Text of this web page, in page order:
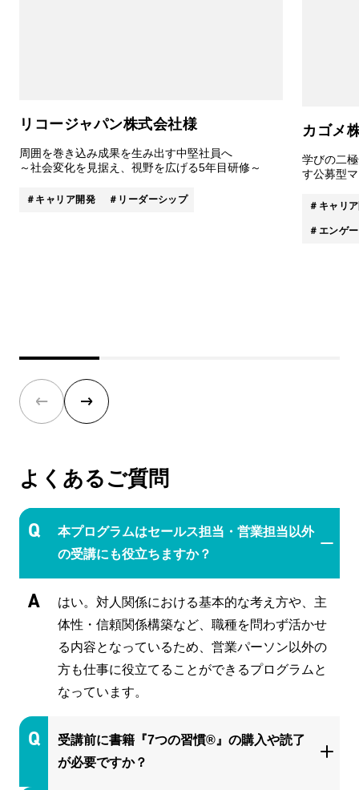
リコージャパン株式会社様
周囲を巻き込み成果を生み出す中堅社員へ
～社会変化を見据え、視野を広げる5年目研修～
キャリア開発 リーダーシップ
カゴメ
学びの二
す公募型
キャリ
エンゲ
よくあるご質問
本プログラムはセールス担当・営業担当以外
の受講にも役立ちますか？
はい。対人関係における基本的な考え方や、主
体性・信頼関係構築など、職種を問わず活かせ
る内容となっているため、営業パーソン以外の
方も仕事に役立てることができるプログラムと
なっています。
受講前に書籍『7つの習慣®』の購入や読了
が必要ですか？